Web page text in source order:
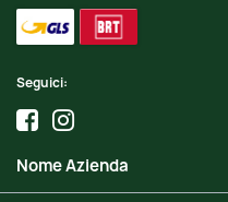
Seguici:
Nome Azienda